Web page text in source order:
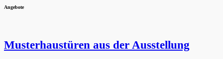
Angebote
Musterhaustüren aus der Ausstellung